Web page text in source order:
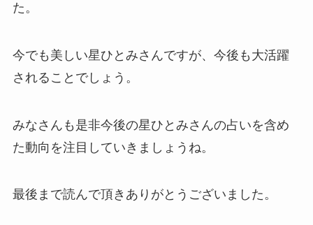
た。
今でも美しい星ひとみさんですが、今後も大活躍
されることでしょう。
みなさんも是非今後の星ひとみさんの占いを含め
た動向を注目していきましょうね。
最後まで読んで頂きありがとうございました。